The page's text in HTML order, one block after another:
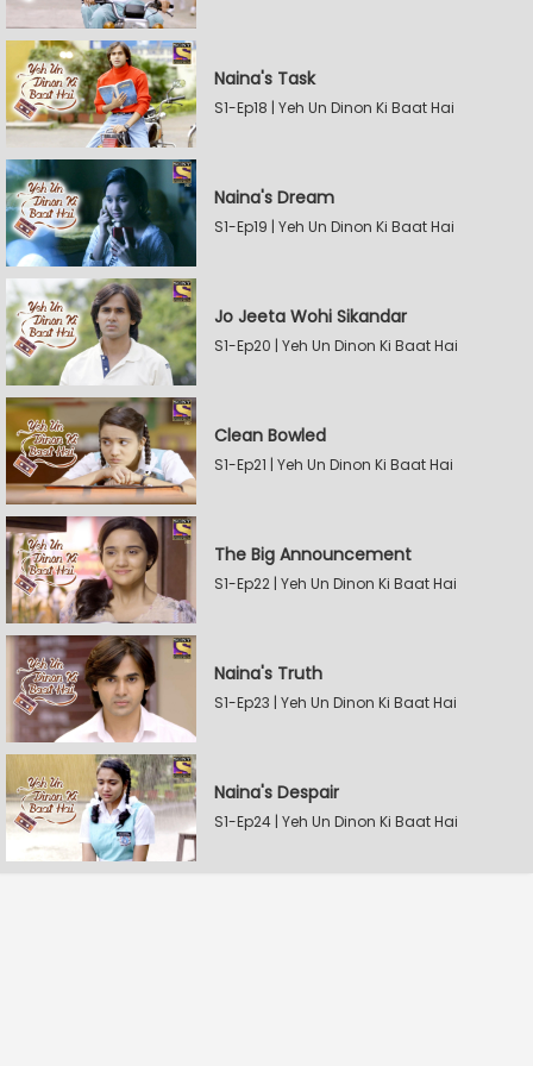
Naina's Task
S1-Ep18 | Yeh Un Dinon Ki Baat Hai
Naina's Dream
S1-Ep19 | Yeh Un Dinon Ki Baat Hai
Jo Jeeta Wohi Sikandar
S1-Ep20 | Yeh Un Dinon Ki Baat Hai
Clean Bowled
S1-Ep21 | Yeh Un Dinon Ki Baat Hai
The Big Announcement
S1-Ep22 | Yeh Un Dinon Ki Baat Hai
Naina's Truth
S1-Ep23 | Yeh Un Dinon Ki Baat Hai
Naina's Despair
S1-Ep24 | Yeh Un Dinon Ki Baat Hai